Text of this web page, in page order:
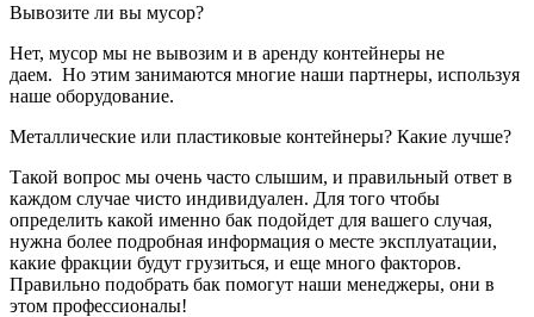
Вывозите ли вы мусор?
Нет, мусор мы не вывозим и в аренду контейнеры не
даем. Но этим занимаются многие наши партнеры, используя
наше оборудование.
Металлические или пластиковые контейнеры? Какие лучше?
Такой вопрос мы очень часто слышим, и правильный ответ в
каждом случае чисто индивидуален. Для того чтобы
определить какой именно бак подойдет для вашего случая,
нужна более подробная информация о месте эксплуатации,
какие фракции будут грузиться, и еще много факторов.
Правильно подобрать бак помогут наши менеджеры, они в
этом профессионалы!